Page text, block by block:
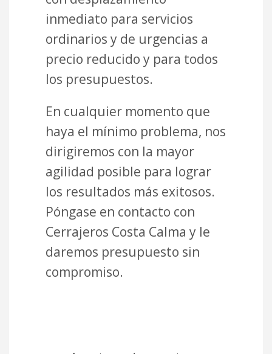
inmediato para servicios
ordinarios y de urgencias a
precio reducido y para todos
los presupuestos.
En cualquier momento que
haya el mínimo problema, nos
dirigiremos con la mayor
agilidad posible para lograr
los resultados más exitosos.
Póngase en contacto con
Cerrajeros Costa Calma y le
daremos presupuesto sin
compromiso.